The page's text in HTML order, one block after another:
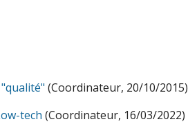
(Coordinateur, 20/10/2015)
tech (Coordinateur, 16/03/2022)